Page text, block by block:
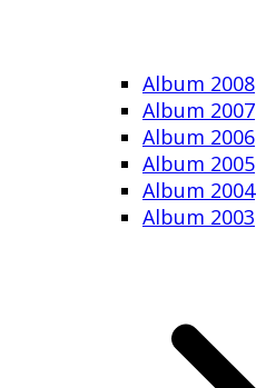
Album 2008
Album 2007
Album 2006
Album 2005
Album 2004
Album 2003